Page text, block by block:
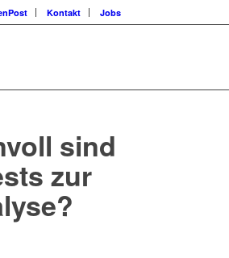
Kontakt Jobs
sind
zur